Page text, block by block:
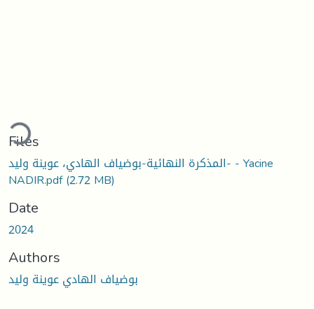
Files
المذكرة النهائية-بوضياف الهادي، عوينة وليد- - Yacine
NADIR.pdf(2.72 MB)
Date
2024
Authors
بوضياف الهادي عوينة وليد